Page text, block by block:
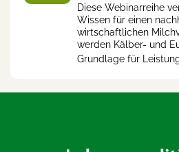
Diese Webinarreihe
Wissen für einen
wirtschaftlichen
werden Kälber- und
Grundlage für